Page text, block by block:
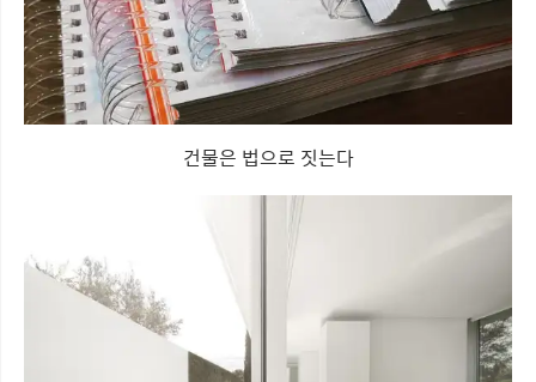
건물은 법으로 짓는다